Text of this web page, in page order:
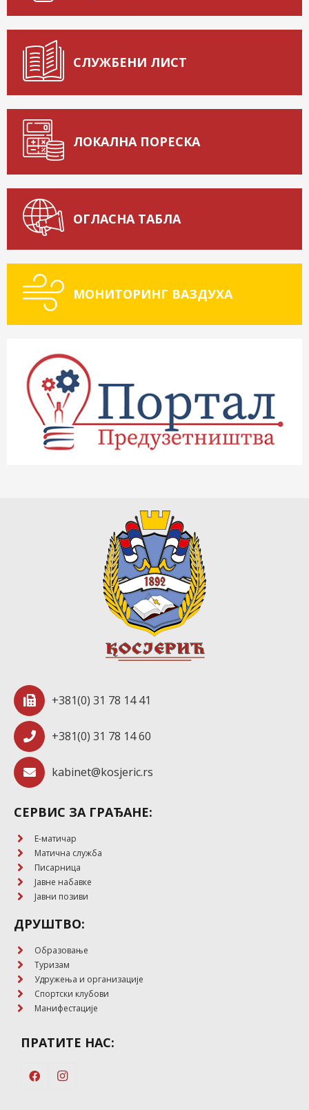
СЛУЖБЕНИ ЛИСТ
ЛОКАЛНА ПОРЕСКА
ОГЛАСНА ТАБЛА
МОНИТОРИНГ ВАЗДУХА
+381(0) 31 78 14 41
+381(0) 31 78 14 60
kabinet@kosjeric.rs
СЕРВИС ЗА ГРАЂАНЕ:
E-матичар
Матична служба
Писарница
Јавне набавке
Јавни позиви
ДРУШТВО:
Образовање
Туризам
Удружења и организације
Спортски клубови
Манифестације
ПРАТИТЕ НАС: